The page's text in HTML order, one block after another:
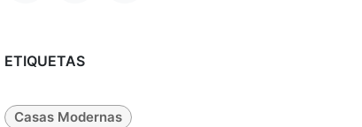
ETIQUETAS
Casas Modernas